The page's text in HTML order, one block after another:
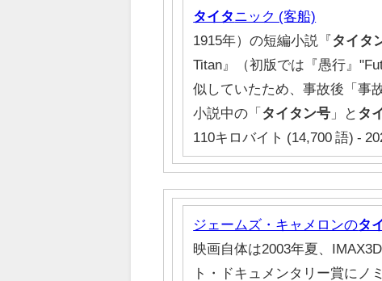
タイタ ニック (客船)
1915年）の短編小説『タイタ
Titan』（初版では『愚行』
似していたため、事故後「事
小説中の「 タイタン号 」と タ
110キロバイト (14,700 語) -
ジェームズ・キャメロンのタ
映画自体は2003年夏、
ト・ドキュメンタリー賞にノ